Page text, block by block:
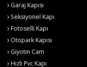
Garaj Kapısı
Seksiyonel Kapı
Fotoselli Kapı
Otopark Kapısı
Giyotin Cam
Hızlı Pvc Kapı